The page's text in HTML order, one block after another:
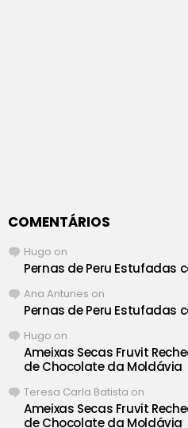
COMENTÁRIOS
Hugo on
Pernas de Peru Estufadas
Ana Antunes on
Pernas de Peru Estufadas
Hugo on
Ameixas Secas Fruvit
de Chocolate da Moldávia
Teresa Carla Batista on
Ameixas Secas Fruvit
de Chocolate da Moldávia